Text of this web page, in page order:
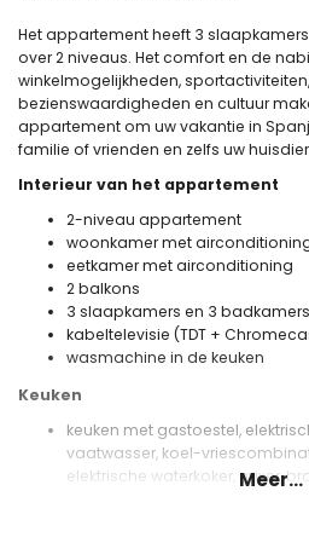
Het appartement heeft 3
over 2 niveaus. Het comfort en de
winkelmogelijkheden,
bezienswaardigheden en cultuur
appartement om uw vakantie in
familie of vrienden en zelfs uw
Interieur van het appartement
2-niveau appartement
woonkamer met
eetkamer met airconditioning
2 balkons
3 slaapkamers en 3 badkamers
kabeltelevisie (TDT +
wasmachine in de keuken
Keuken
keuken met gastoestel,
vaatwasser, koel-
elektrische waterkoker, mixer,
Meer...